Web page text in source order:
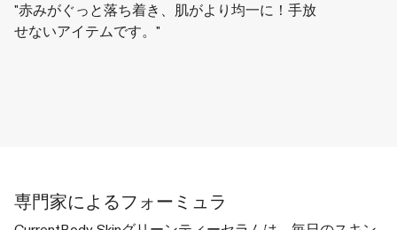
"赤みがぐっと落ち着き、肌がより均一に！手放
せないアイテムです。"
専門家によるフォーミュラ